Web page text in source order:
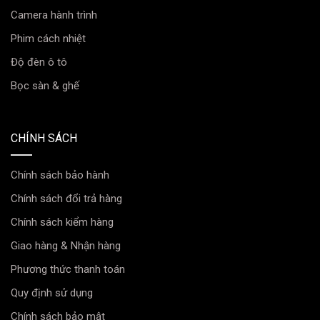
Camera hành trình
Phim cách nhiệt
Độ đèn ô tô
Bọc sàn & ghế
CHÍNH SÁCH
Chính sách bảo hành
Chính sách đổi trả hàng
Chính sách kiểm hàng
Giao hàng & Nhận hàng
Phương thức thanh toán
Quy định sử dụng
Chính sách bảo mật